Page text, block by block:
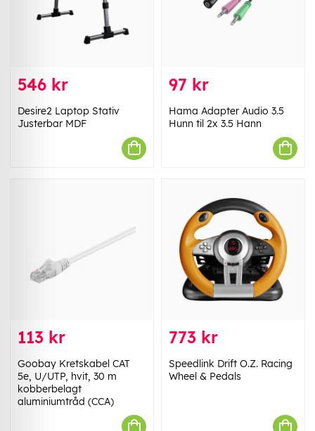
546 kr
Desire2 Laptop Stativ
Justerbar MDF
97 kr
Hama Adapter Audio 3.5
Hunn til 2x 3.5 Hann
113 kr
Goobay Kretskabel CAT
5e, U/UTP, hvit, 30 m
kobberbelagt
aluminiumtråd (CCA)
773 kr
Speedlink Drift O.Z. Racing
Wheel & Pedals